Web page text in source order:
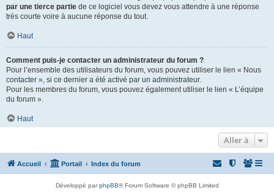
par une tierce partie de ce logiciel vous devez vous attendre à une réponse
très courte voire à aucune réponse du tout.
Haut
Comment puis-je contacter un administrateur du forum ?
Pour l’ensemble des utilisateurs du forum, vous pouvez utiliser le lien « Nous
contacter », si ce dernier a été activé par un administrateur.
Pour les membres du forum, vous pouvez également utiliser le lien « L’équipe
du forum ».
Haut
Aller à
Accueil Portail Index du forum
Développé parphpBB® Forum Software © phpBB Limited